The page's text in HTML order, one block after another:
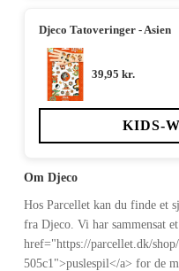
Djeco Tatoveringer - Asien
39,95 kr.
KIDS-
Om Djeco
Hos Parcellet kan du finde et
fra Djeco. Vi har sammensat
href="https://parcellet.dk/
505c1">puslespil</a> for de